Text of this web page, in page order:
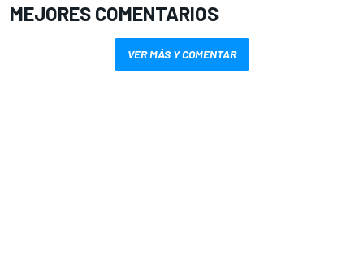
MEJORES COMENTARIOS
VER MÁS Y COMENTAR